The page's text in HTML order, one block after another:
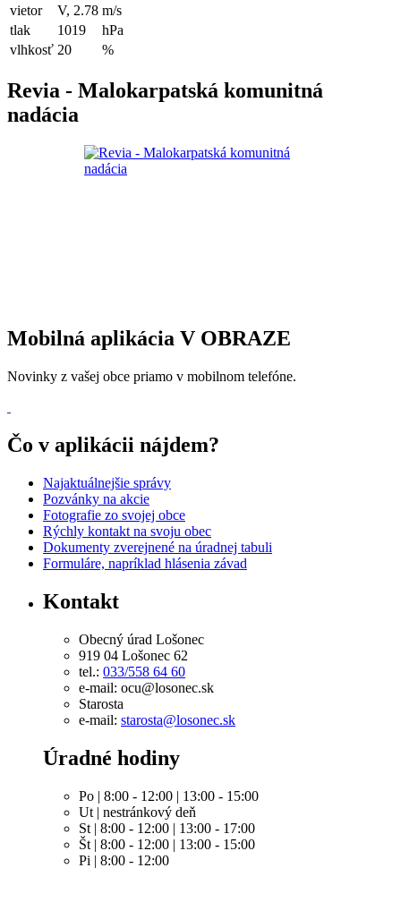
vietor
V, 2.78 m/s
tlak
1019
hPa
vlhkosť 20 %
Revia - Malokarpatská komunitná
nadácia
Mobilná aplikácia V OBRAZE
Novinky z vašej obce priamo v mobilnom telefóne.
Čo v aplikácii nájdem?
Najaktuálnejšie správy
Pozvánky na akcie
Fotografie zo svojej obce
Rýchly kontakt na svoju obec
Dokumenty zverejnené na úradnej tabuli
Formuláre, napríklad hlásenia závad
Kontakt
Obecný úrad Lošonec
919 04 Lošonec 62
tel.: 033/558 64 60
e-mail: ocu@losonec.sk
Starosta
e-mail: starosta@losonec.sk
Úradné hodiny
Po | 8:00 - 12:00 | 13:00 - 15:00
Ut | nestránkový deň
St | 8:00 - 12:00 | 13:00 - 17:00
Št | 8:00 - 12:00 | 13:00 - 15:00
Pi | 8:00 - 12:00